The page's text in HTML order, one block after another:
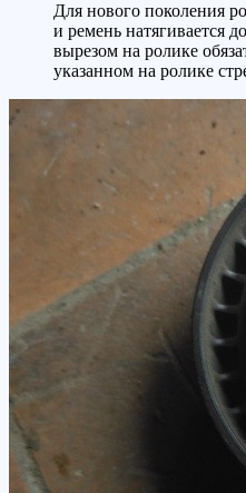
Для нового поколения
и ремень натягивается
вырезом на ролике
указанном на ролике